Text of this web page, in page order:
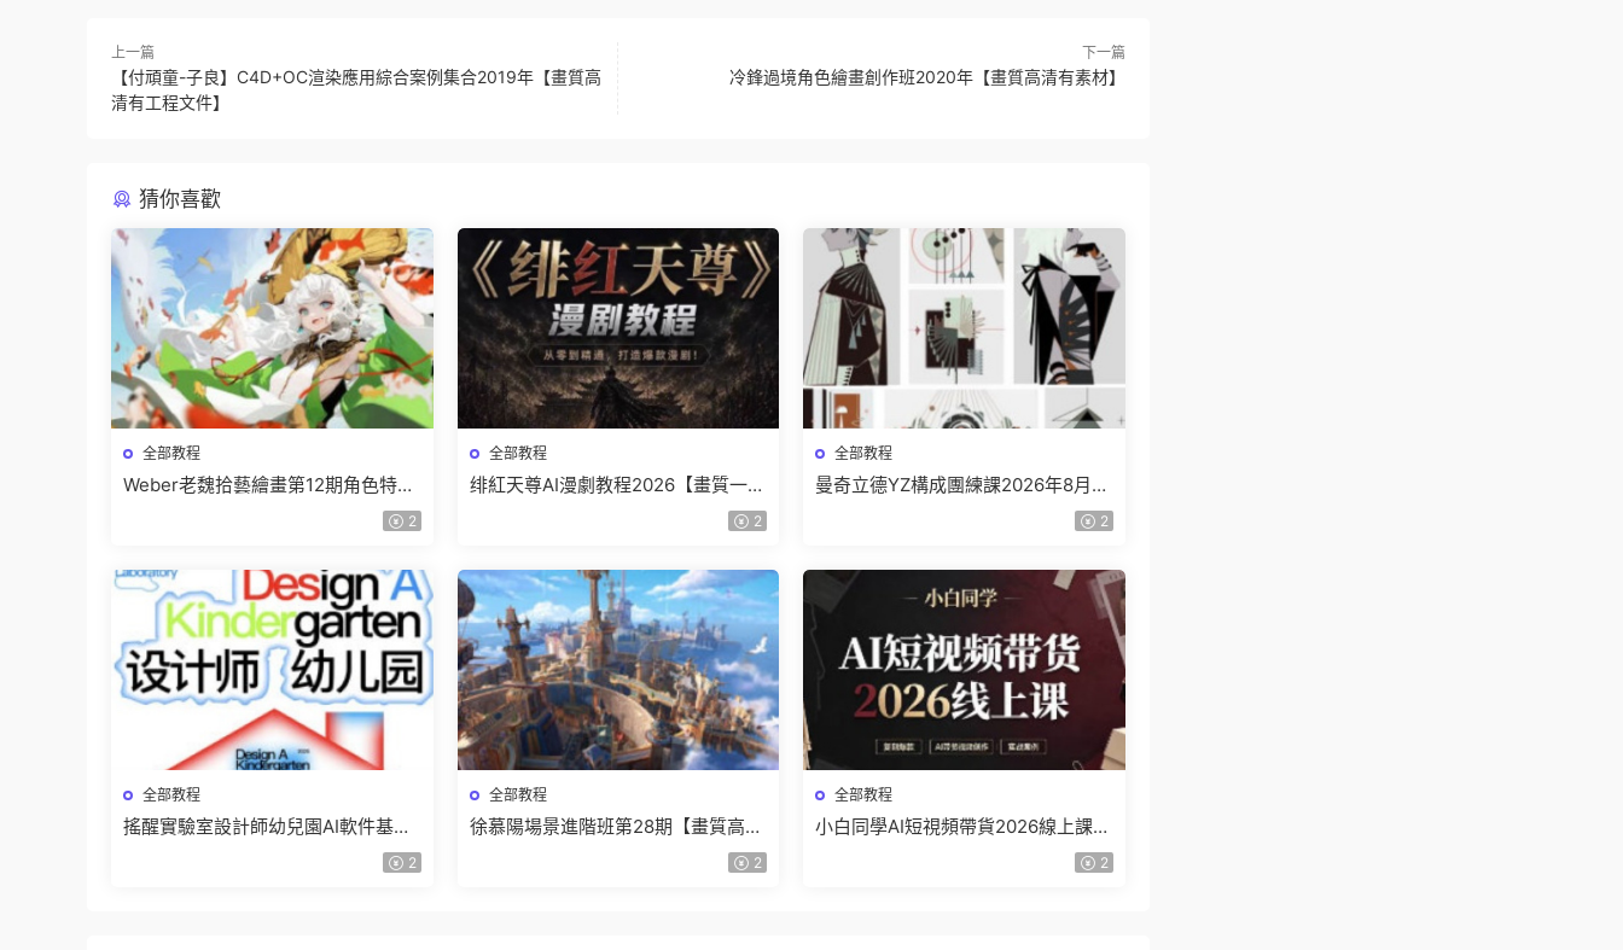
上一篇
【付頑童-子良】C4D+OC渲染應用綜合案例集合2019年【畫質高
清有工程文件】
下一篇
冷鋒過境角色繪畫創作班2020年【畫質高清有素材】
猜你喜歡
全部教程
Weber老魏拾藝繪畫第12期角色特訓
2
全部教程
绯紅天尊AI漫劇教程2026【畫質一般
2
全部教程
曼奇立德YZ構成團練課2026年8月已
2
全部教程
搖醒實驗室設計師幼兒園AI軟件基礎
2
全部教程
徐慕陽場景進階班第28期【畫質高清
2
全部教程
小白同學AI短視頻帶貨2026線上課
2